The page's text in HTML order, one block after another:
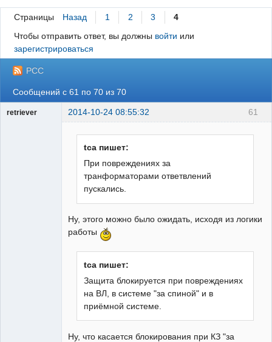
Страницы Назад 1 2 3
4
Чтобы отправить ответ, вы должны войти или
зарегистрироваться
РСС
Сообщений с 61 по 70 из 70
61
retriever 2014-10-24 08:55:32
tca пишет:
При повреждениях за
транформаторами ответвлений
пускались.
Ну, этого можно было ожидать, исходя из логики
работы
tca пишет:
Защита блокируется при повреждениях
на ВЛ, в системе "за спиной" и в
приёмной системе.
Ну, что касается блокирования при КЗ "за